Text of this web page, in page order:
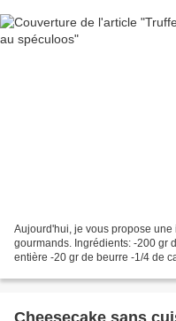
Aujourd'hui, je vous propose
gourmands. Ingrédients: -200 gr
entière -20 gr de beurre -1/4 de